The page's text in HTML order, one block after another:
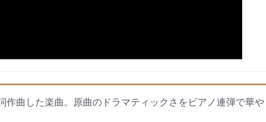
作曲した楽曲。原曲のドラマティックさをピアノ連弾で華や